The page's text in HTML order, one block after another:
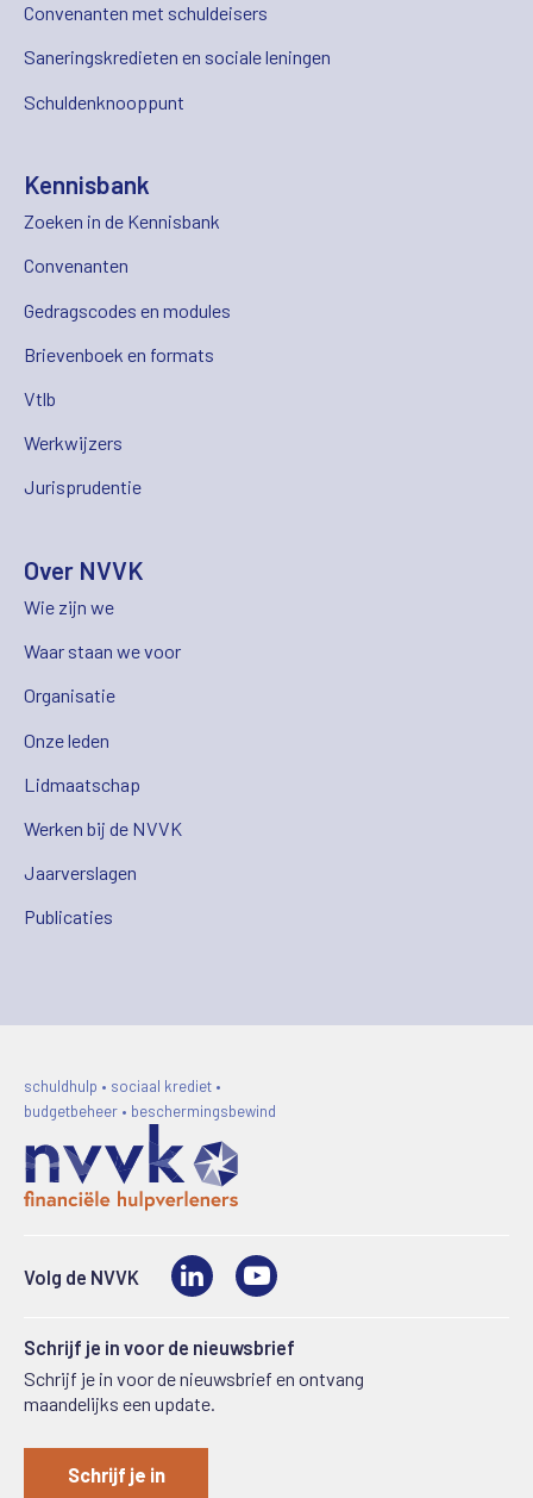
Convenanten met schuldeisers
Saneringskredieten en sociale leningen
Schuldenknooppunt
Kennisbank
Zoeken in de Kennisbank
Convenanten
Gedragscodes en modules
Brievenboek en formats
Vtlb
Werkwijzers
Jurisprudentie
Over NVVK
Wie zijn we
Waar staan we voor
Organisatie
Onze leden
Lidmaatschap
Werken bij de NVVK
Jaarverslagen
Publicaties
schuldhulp • sociaal krediet •
budgetbeheer • beschermingsbewind
Volg de NVVK LinkedIn
Schrijf je in voor de nieuwsbrief
Schrijf je in voor de nieuwsbrief en ontvang
maandelijks een update.
Schrijf je in